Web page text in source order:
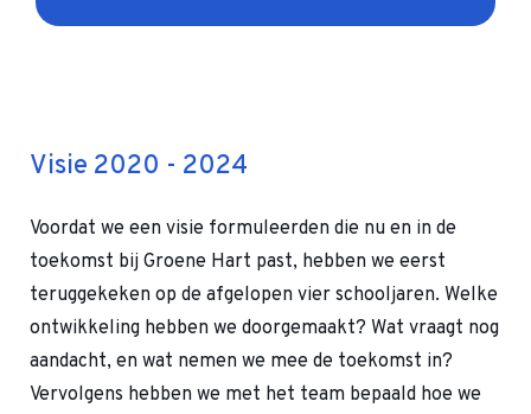
Visie 2020 - 2024
Voordat we een visie formuleerden die nu en in de
toekomst bij Groene Hart past, hebben we eerst
teruggekeken op de afgelopen vier schooljaren. Welke
ontwikkeling hebben we doorgemaakt? Wat vraagt nog
aandacht, en wat nemen we mee de toekomst in?
Vervolgens hebben we met het team bepaald hoe we